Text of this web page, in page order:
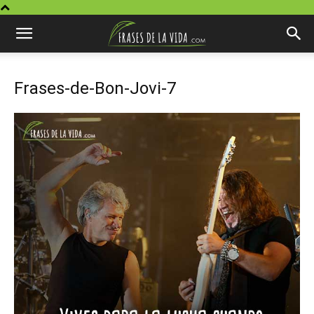
Frases-de-Bon-Jovi-7